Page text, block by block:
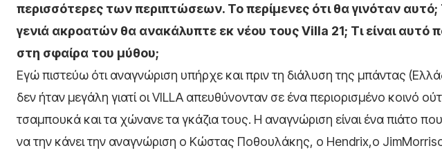
περισσότερες των περιπτώσεων. Το περίμενες ότι θα γινόταν
γενιά ακροατών θα ανακάλυπτε εκ νέου τουςVilla 21; Τι είναι αυτό
στη σφαίρα του μύθου;
Εγώ πιστεύω ότι αναγνώριση υπήρχε και πριν τη διάλυση της μπάντας
δεν ήταν μεγάλη γιατί οι VILLA απευθύνονταν σε ένα περιορισμένο κοινό
τσαμπουκά και τα χώνανε τα γκάζια τους. Η αναγνώριση είναι ένα πιάτο
να την κάνει την αναγνώριση ο Κώστας Ποθουλάκης, o Hendrix,ο